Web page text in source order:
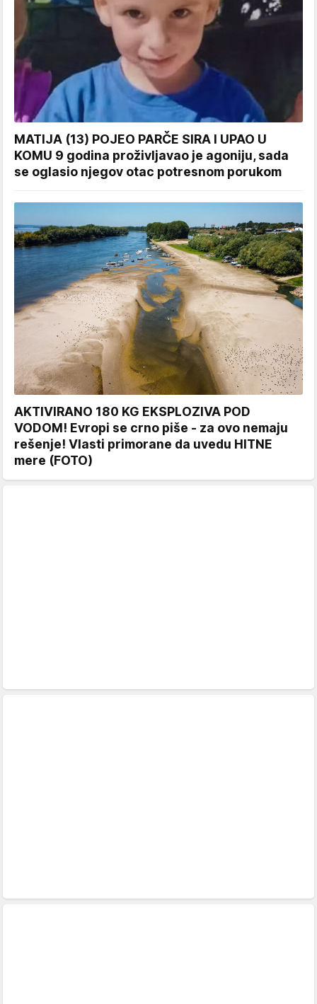
MATIJA (13) POJEO PARČE SIRA I UPAO U
KOMU 9 godina proživljavao je agoniju, sada
se oglasio njegov otac potresnom porukom
AKTIVIRANO 180 KG EKSPLOZIVA POD
VODOM! Evropi se crno piše - za ovo nemaju
rešenje! Vlasti primorane da uvedu HITNE
mere (FOTO)